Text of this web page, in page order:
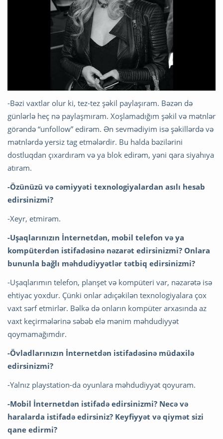
-Bəzi vaxtlar olur ki, tez-tez şəkil paylaşıram. Bəzən də
günlərlə heç nə paylaşmıram. Xoşlamadığım şəkil və mətnlər
görəndə “unfollow” edirəm. Ən sevmədiyim isə şəkillərdə və
mətnlərdə yersiz tag etmələrdir. Bu halda bəzilərini
dostluqdan çıxardıram və ya blok edirəm, yəni qara siyahıya
atıram.
-Özünüzü və cəmiyyəti texnologiyalardan asılı hesab
edirsinizmi?
-Xeyr, etmirəm.
-Uşaqlarınızın İnternetdən, mobil telefon və ya
kompüterdən istifadəsinə nəzarət edirsinizmi? Onlara
bununla bağlı məhdudiyyətlər tətbiq edirsinizmi?
-Uşaqlarımın telefon, planşet və kompüteri var, nəzarətə isə
ehtiyac yoxdur. Çünki onlar adıçəkilən texnologiyalara çox
vaxt sərf etmirlər. Bəlkə də onların kompüter arxasında az
vaxt keçirmələrinə səbəb elə mənim məhdudiyyət
qoymamağımdır.
-Övladlarınızın İnternetdən istifadəsinə müdaxilə
edirsinizmi?
-Yalnız playstation-da oyunlara məhdudiyyət qoyuram.
-Mobil İnternetdən istifadə edirsinizmi? Necə və
haralarda istifadə edirsiniz? Keyfiyyət və qiymət sizi
qane edirmi?